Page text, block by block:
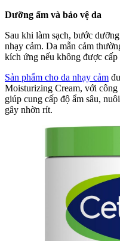
Dưỡng ẩm và bảo vệ da
Sau khi làm sạch, bước
nhạy cảm. Da mẫn cảm
kích ứng nếu không được cấp
Sản phẩm cho da nhạy cảm
Moisturizing Cream, với
giúp cung cấp độ ẩm sâu,
gây nhờn rít.